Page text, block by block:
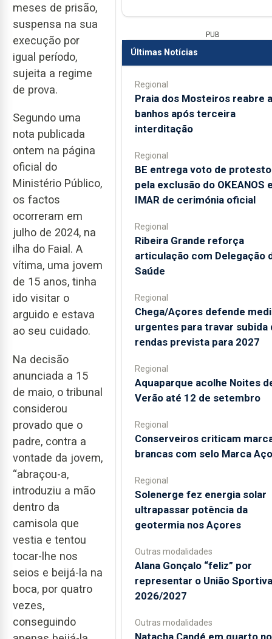
meses de prisão,
suspensa na sua
execução por
igual período,
sujeita a regime
de prova.
Segundo uma
nota publicada
ontem na página
oficial do
Ministério Público,
os factos
ocorreram em
julho de 2024, na
ilha do Faial. A
vítima, uma jovem
de 15 anos, tinha
ido visitar o
arguido e estava
ao seu cuidado.
Na decisão
anunciada a 15
de maio, o tribunal
considerou
provado que o
padre, contra a
vontade da jovem,
“abraçou-a,
introduziu a mão
dentro da
camisola que
vestia e tentou
tocar-lhe nos
seios e beijá-la na
boca, por quatro
vezes,
conseguindo
PUB
Últimas Notícias
Regional
Praia dos Mosteiros reabre a
banhos após terceira
interditação
Regional
BE entrega voto de protesto
pela exclusão do OKEANOS
IMAR de cerimónia oficial
Regional
Ribeira Grande reforça
articulação com Delegação
Saúde
Regional
Chega/Açores defende
urgentes para travar subida
rendas prevista para 2027
Regional
Aquaparque acolhe Noites
Verão até 12 de setembro
Regional
Conserveiros criticam
brancas com selo Marca
Regional
Solenerge fez energia solar
ultrapassar potência da
geotermia nos Açores
Outras modalidades
Alana Gonçalo “feliz” por
representar o União
2026/2027
Outras modalidades
Natacha Candé em quarto no